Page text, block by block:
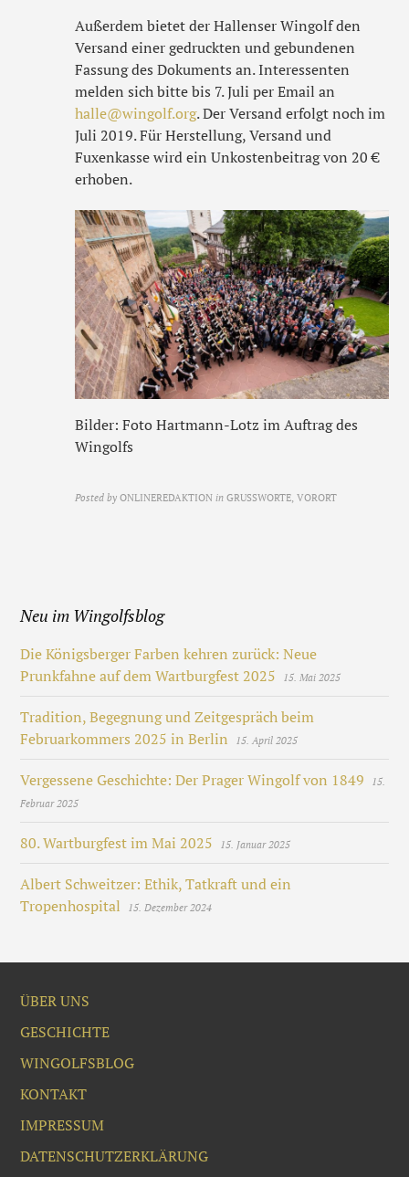
Außerdem bietet der Hallenser Wingolf den
Versand einer gedruckten und gebundenen
Fassung des Dokuments an. Interessenten
melden sich bitte bis 7. Juli per Email an
halle@wingolf.org. Der Versand erfolgt noch im
Juli 2019. Für Herstellung, Versand und
Fuxenkasse wird ein Unkostenbeitrag von 20 €
erhoben.
Bilder: Foto Hartmann-Lotz im Auftrag des
Wingolfs
Posted by ONLINEREDAKTION in GRUSSWORTE, VORORT
Neu im Wingolfsblog
Die Königsberger Farben kehren zurück: Neue
Prunkfahne auf dem Wartburgfest 2025
15. Mai 2025
Tradition, Begegnung und Zeitgespräch beim
Februarkommers 2025 in Berlin
15. April 2025
Vergessene Geschichte: Der Prager Wingolf von 1849
15.
Februar 2025
80. Wartburgfest im Mai 2025 15. Januar 2025
Albert Schweitzer: Ethik, Tatkraft und ein
Tropenhospital
15. Dezember 2024
ÜBER UNS
GESCHICHTE
WINGOLFSBLOG
KONTAKT
IMPRESSUM
DATENSCHUTZERKLÄRUNG